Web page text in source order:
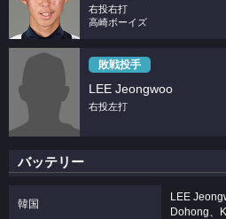
右投右打
高崎ボーイズ
敗戦投手
LEE Jeongwoo
右投左打
バッテリー
韓国
LEE
Dohong、